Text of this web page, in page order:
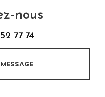
nous
77 74